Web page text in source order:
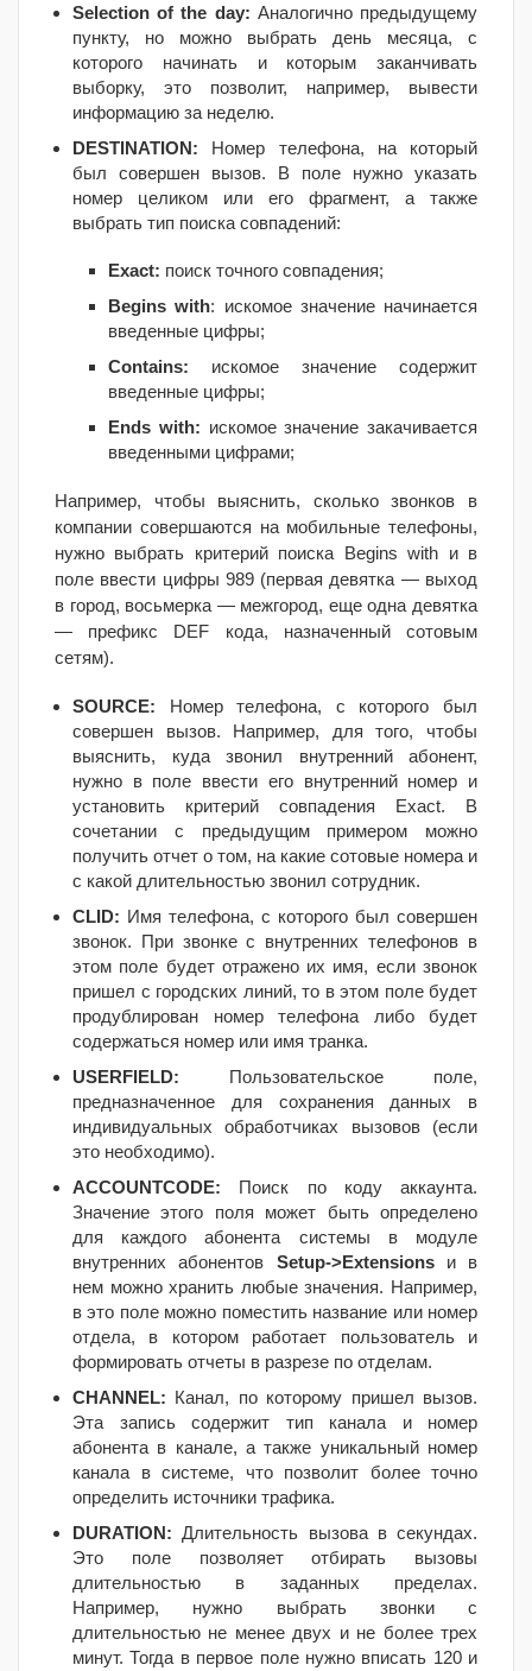
Selection of the day: Аналогично предыдущему
пункту, но можно выбрать день месяца, с
которого начинать и которым заканчивать
выборку, это позволит, например, вывести
информацию за неделю.
DESTINATION: Номер телефона, на который
был совершен вызов. В поле нужно указать
номер целиком или его фрагмент, а также
выбрать тип поиска совпадений:
Exact: поиск точного совпадения;
Begins with: искомое значение начинается
введенные цифры;
Contains: искомое значение содержит
введенные цифры;
Ends with: искомое значение закачивается
введенными цифрами;
Например, чтобы выяснить, сколько звонков в
компании совершаются на мобильные телефоны,
нужно выбрать критерий поиска Begins with и в
поле ввести цифры 989 (первая девятка — выход
в город, восьмерка — межгород, еще одна девятка
— префикс DEF кода, назначенный сотовым
сетям).
SOURCE: Номер телефона, с которого был
совершен вызов. Например, для того, чтобы
выяснить, куда звонил внутренний абонент,
нужно в поле ввести его внутренний номер и
установить критерий совпадения Exact. В
сочетании с предыдущим примером можно
получить отчет о том, на какие сотовые номера и
с какой длительностью звонил сотрудник.
CLID: Имя телефона, с которого был совершен
звонок. При звонке с внутренних телефонов в
этом поле будет отражено их имя, если звонок
пришел с городских линий, то в этом поле будет
продублирован номер телефона либо будет
содержаться номер или имя транка.
USERFIELD: Пользовательское поле,
предназначенное для сохранения данных в
индивидуальных обработчиках вызовов (если
это необходимо).
ACCOUNTCODE: Поиск по коду аккаунта.
Значение этого поля может быть определено
для каждого абонента системы в модуле
внутренних абонентов Setup->Extensions
и в
нем можно хранить любые значения. Например,
в это поле можно поместить название или номер
отдела, в котором работает пользователь
и
формировать отчеты в разрезе по отделам.
CHANNEL: Канал, по которому пришел вызов.
Эта запись содержит тип канала и номер
абонента в канале, а также уникальный номер
канала в системе, что позволит более точно
определить источники трафика.
DURATION:Длительность вызова в секундах.
Это поле позволяет отбирать вызовы
длительностью в заданных пределах.
Например, нужно выбрать звонки с
длительностью не менее двух и не более трех
минут. Тогда в первое поле нужно вписать 120 и